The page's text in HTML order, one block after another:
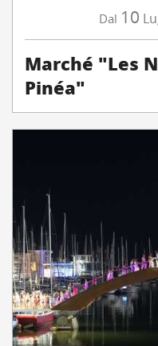
Dal 10
Marché "Les
Pinéa"